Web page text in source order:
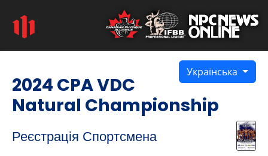
Українська
2024 CPA VDC
Natural Championship
Реєстрація Спортсмена